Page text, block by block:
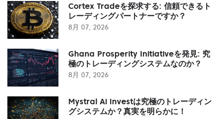
Cortex Tradeを探求する: 信頼できるト
レーディングパートナーですか？
8月 07, 2026
Ghana Prosperity Initiativeを発見: 究
極のトレーディングシステムなのか？
8月 07, 2026
Mystral Ai Investは究極のトレーディン
グシステムか？真実を明らかに！